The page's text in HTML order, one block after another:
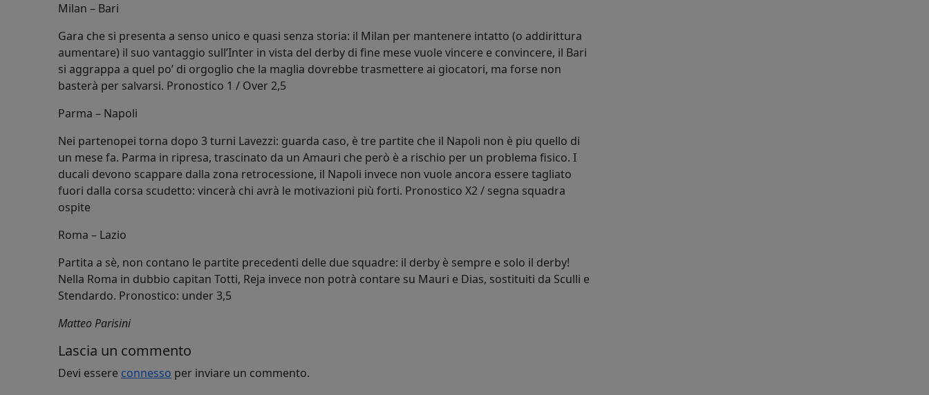
Milan – Bari
Gara che si presenta a senso unico e quasi senza storia: il Milan per mantenere intatto (o addirittura
aumentare) il suo vantaggio sull’Inter in vista del derby di fine mese vuole vincere e convincere, il Bari
si aggrappa a quel po’ di orgoglio che la maglia dovrebbe trasmettere ai giocatori, ma forse non
basterà per salvarsi. Pronostico 1 / Over 2,5
Parma – Napoli
Nei partenopei torna dopo 3 turni Lavezzi: guarda caso, è tre partite che il Napoli non è piu quello di
un mese fa. Parma in ripresa, trascinato da un Amauri che però è a rischio per un problema fisico. I
ducali devono scappare dalla zona retrocessione, il Napoli invece non vuole ancora essere tagliato
fuori dalla corsa scudetto: vincerà chi avrà le motivazioni più forti. Pronostico X2 / segna squadra
ospite
Roma – Lazio
Partita a sè, non contano le partite precedenti delle due squadre: il derby è sempre e solo il derby!
Nella Roma in dubbio capitan Totti, Reja invece non potrà contare su Mauri e Dias, sostituiti da Sculli e
Stendardo. Pronostico: under 3,5
Matteo Parisini
Lascia un commento
Devi essere connesso per inviare un commento.